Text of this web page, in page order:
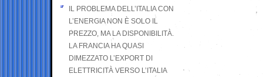
IL PROBLEMA DELL’ITALIA CON
L’ENERGIA NON È SOLO IL
PREZZO, MA LA DISPONIBILITÀ.
LA FRANCIA HA QUASI
DIMEZZATO L’EXPORT DI
ELETTRICITÀ VERSO L’ITALIA